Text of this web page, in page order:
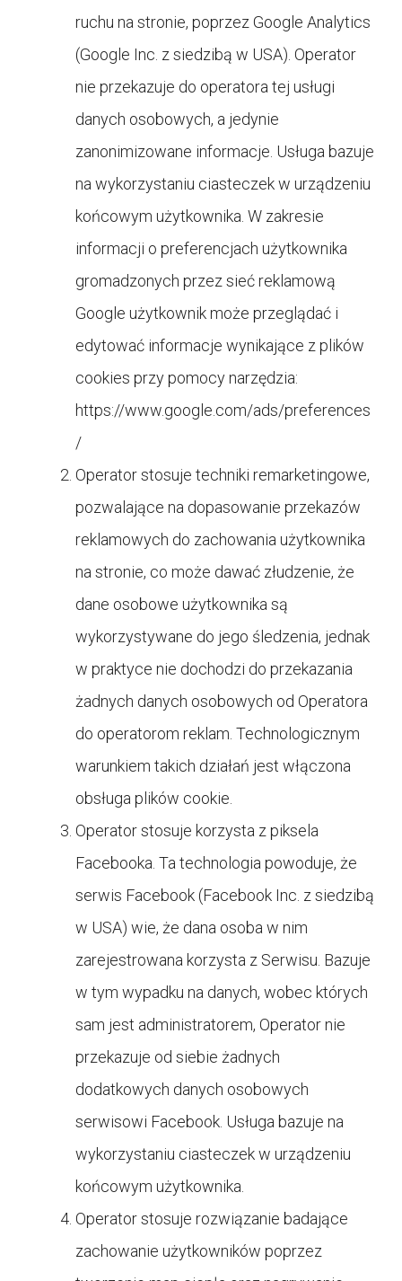
ruchu na stronie, poprzez Google Analytics
(Google Inc. z siedzibą w USA). Operator
nie przekazuje do operatora tej usługi
danych osobowych, a jedynie
zanonimizowane informacje. Usługa bazuje
na wykorzystaniu ciasteczek w urządzeniu
końcowym użytkownika. W zakresie
informacji o preferencjach użytkownika
gromadzonych przez sieć reklamową
Google użytkownik może przeglądać i
edytować informacje wynikające z plików
cookies przy pomocy narzędzia:
https://www.google.com/ads/preferences
/
Operator stosuje techniki remarketingowe,
pozwalające na dopasowanie przekazów
reklamowych do zachowania użytkownika
na stronie, co może dawać złudzenie, że
dane osobowe użytkownika są
wykorzystywane do jego śledzenia, jednak
w praktyce nie dochodzi do przekazania
żadnych danych osobowych od Operatora
do operatorom reklam. Technologicznym
warunkiem takich działań jest włączona
obsługa plików cookie.
Operator stosuje korzysta z piksela
Facebooka. Ta technologia powoduje, że
serwis Facebook (Facebook Inc. z siedzibą
w USA) wie, że dana osoba w nim
zarejestrowana korzysta z Serwisu. Bazuje
w tym wypadku na danych, wobec których
sam jest administratorem, Operator nie
przekazuje od siebie żadnych
dodatkowych danych osobowych
serwisowi Facebook. Usługa bazuje na
wykorzystaniu ciasteczek w urządzeniu
końcowym użytkownika.
Operator stosuje rozwiązanie badające
zachowanie użytkowników poprzez